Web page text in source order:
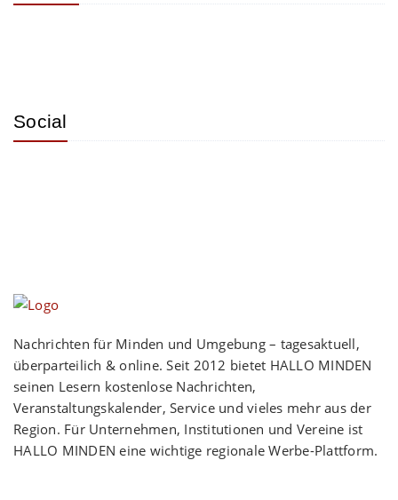
Social
Nachrichten für Minden und Umgebung – tagesaktuell,
überparteilich & online. Seit 2012 bietet HALLO MINDEN
seinen Lesern kostenlose Nachrichten,
Veranstaltungskalender, Service und vieles mehr aus der
Region. Für Unternehmen, Institutionen und Vereine ist
HALLO MINDEN eine wichtige regionale Werbe-Plattform.